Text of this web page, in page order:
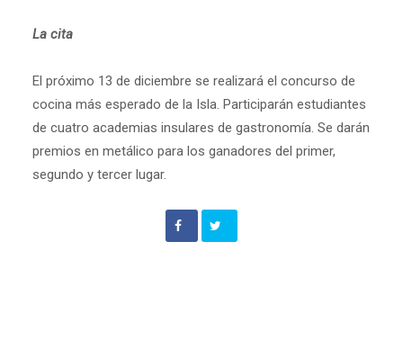
La cita
El próximo 13 de diciembre se realizará el concurso de
cocina más esperado de la Isla. Participarán estudiantes
de cuatro academias insulares de gastronomía. Se darán
premios en metálico para los ganadores del primer,
segundo y tercer lugar.